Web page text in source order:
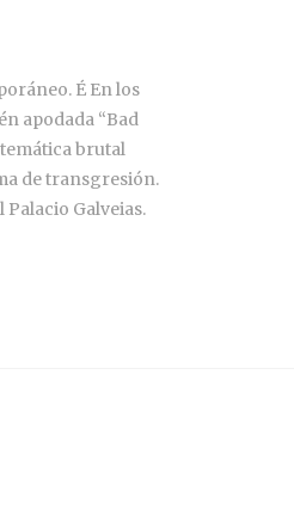
É En los
apodada “Bad
brutal
de transgresión.
Galveias.